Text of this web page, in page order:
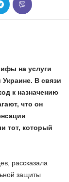
на услуги
В связи
к назначению
что он
тот, который
рассказала
защиты